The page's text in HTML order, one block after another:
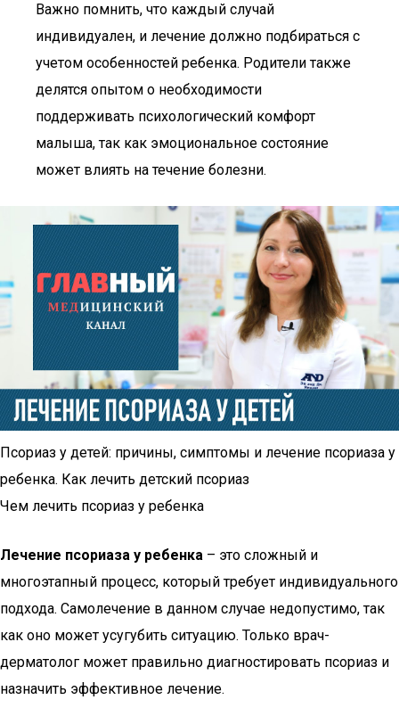
Важно помнить, что каждый случай
индивидуален, и лечение должно подбираться с
учетом особенностей ребенка. Родители также
делятся опытом о необходимости
поддерживать психологический комфорт
малыша, так как эмоциональное состояние
может влиять на течение болезни.
Псориаз у детей: причины, симптомы и лечение псориаза у
ребенка. Как лечить детский псориаз
Чем лечить псориаз у ребенка
Лечение псориаза у ребенка – это сложный и
многоэтапный процесс, который требует индивидуального
подхода. Самолечение в данном случае недопустимо, так
как оно может усугубить ситуацию. Только врач-
дерматолог может правильно диагностировать псориаз и
назначить эффективное лечение.